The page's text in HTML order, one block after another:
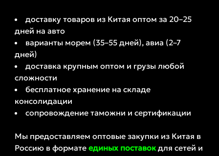
доставку товаров из Китая оптом за 20–25
дней на авто
варианты морем (35–55 дней), авиа (2–7
дней)
доставка крупным оптом и грузы любой
сложности
бесплатное хранение на складе
консолидации
сопровождение таможни и сертификации
Мы предоставляем оптовые закупки из Китая в
Россию в формате единых поставокдля сетей и